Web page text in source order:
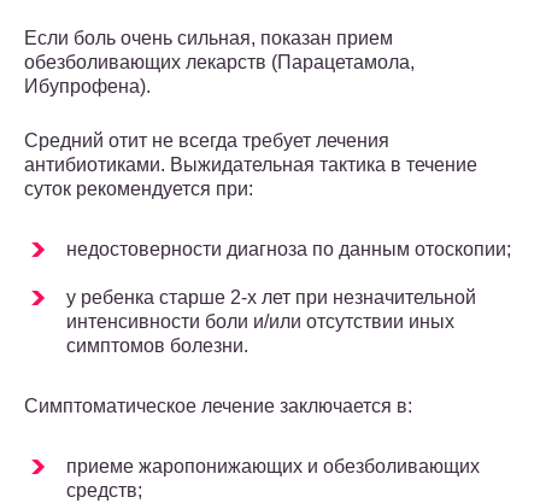
Если боль очень сильная, показан прием
обезболивающих лекарств (Парацетамола,
Ибупрофена).
Средний отит не всегда требует лечения
антибиотиками. Выжидательная тактика в течение
суток рекомендуется при:
недостоверности диагноза по данным отоскопии;
у ребенка старше 2-х лет при незначительной
интенсивности боли и/или отсутствии иных
симптомов болезни.
Симптоматическое лечение заключается в:
приеме жаропонижающих и обезболивающих
средств;